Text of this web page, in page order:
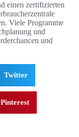
einen zertifizierten
Viele Programme
und
und
Twitter
Pinterest